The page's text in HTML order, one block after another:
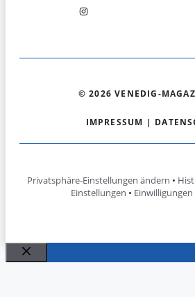
© 2026 VENEDIG-
IMPRESSUM |
Privatsphäre-Einstellungen ändern •
Einstellungen •
Schließen